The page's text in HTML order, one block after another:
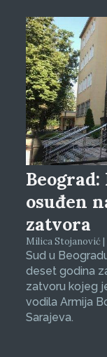
osuđen
zatvora
Milica Stojanović |
Sud u
deset godina
zatvoru kojeg
vodila Armija
Sarajeva.